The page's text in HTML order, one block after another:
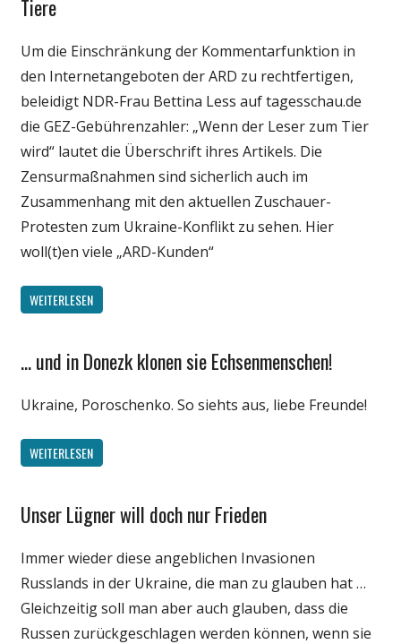
Politik
Tiere
Um die Einschränkung der Kommentarfunktion in
den Internetangeboten der ARD zu rechtfertigen,
beleidigt NDR-Frau Bettina Less auf tagesschau.de
die GEZ-Gebührenzahler: „Wenn der Leser zum Tier
wird“ lautet die Überschrift ihres Artikels. Die
Zensurmaßnahmen sind sicherlich auch im
Zusammenhang mit den aktuellen Zuschauer-
Protesten zum Ukraine-Konflikt zu sehen. Hier
woll(t)en viele „ARD-Kunden“
WEITERLESEN
Gesellschaft
Medien
Politik
Satire
Unterhaltung
… und in Donezk klonen sie Echsenmenschen!
Ukraine, Poroschenko. So siehts aus, liebe Freunde!
WEITERLESEN
Gesellschaft
Medien
Politik
Wissenschaft
Unser Lügner will doch nur Frieden
Immer wieder diese angeblichen Invasionen
Russlands in der Ukraine, die man zu glauben hat …
Gleichzeitig soll man aber auch glauben, dass die
Russen zurückgeschlagen werden können, wenn sie